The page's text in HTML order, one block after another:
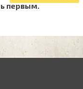
первым.